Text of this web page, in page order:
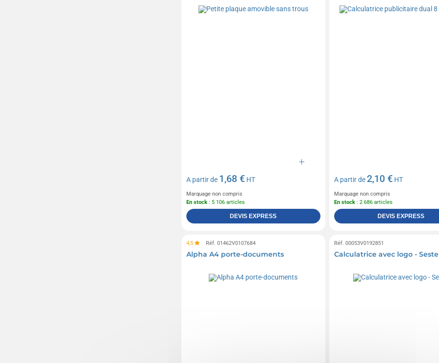
A partir de 1,68 € HT
Marquage non compris
En stock : 5 106 articles
DEVIS EXPRESS
A partir de2,10 €HT
Marquage non compris
En stock: 2 686 articles
DEVIS EXPRESS
4,5 Réf. 01462V0107684
Alpha A4 porte-documents
Réf. 00053V0192851
Calculatrice avec logo - Seste